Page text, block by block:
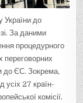
України до
За даними
процедурного
переговорних
до ЄС. Зокрема,
усіх 27 країн-
комісії.